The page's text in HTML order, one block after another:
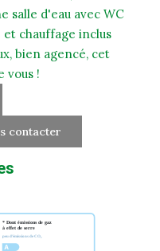
salle d'eau avec WC
et chauffage inclus
bien agencé, cet
vous !
contacter